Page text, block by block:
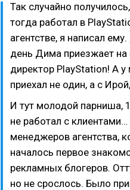
Так случайно
тогда работал в
агентстве, я написал
день Дима приезжает на
директор PlayStation! А
приехал не один, а с
И тут молодой парниша,
не работал с
менеджеров агентства,
началось первое
рекламных блогеров.
но не срослось. Было